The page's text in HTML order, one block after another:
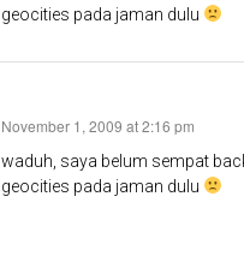
geocities pada jaman dulu
November 1, 2009 at 2:16 pm
waduh, saya belum sempat
geocities pada jaman dulu